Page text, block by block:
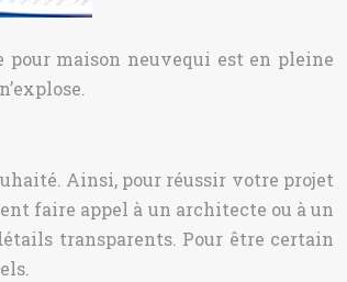
maison neuvequi est en pleine
Ainsi, pour réussir votre projet
faire appel à un architecte ou à un
transparents. Pour être certain